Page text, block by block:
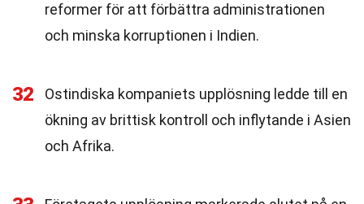
reformer för att förbättra administrationen
och minska korruptionen i Indien.
32
Ostindiska kompaniets upplösning ledde till en
ökning av brittisk kontroll och inflytande i Asien
och Afrika.